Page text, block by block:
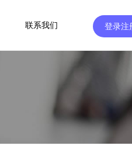
联系我们 登录注